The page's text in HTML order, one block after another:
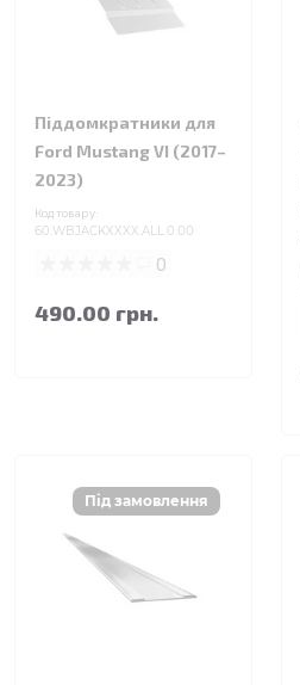
Піддомкратники для
Ford Mustang VI (2017–
2023)
Код товару:
60.WBJACKXXXX.ALL.0.00
0
490.00 грн.